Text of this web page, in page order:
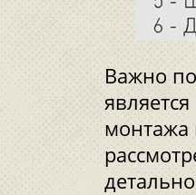
Важно
монтажа